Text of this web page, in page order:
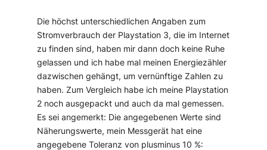
Die höchst unterschiedlichen Angaben zum
Stromverbrauch der Playstation 3, die im Internet
zu finden sind, haben mir dann doch keine Ruhe
gelassen und ich habe mal meinen Energiezähler
dazwischen gehängt, um vernünftige Zahlen zu
haben. Zum Vergleich habe ich meine Playstation
2 noch ausgepackt und auch da mal gemessen.
Es sei angemerkt: Die angegebenen Werte sind
Näherungswerte, mein Messgerät hat eine
angegebene Toleranz von plusminus 10 %: